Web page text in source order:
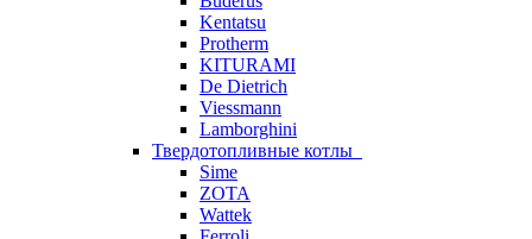
Kentatsu
Protherm
KITURAMI
De Dietrich
Viessmann
Lamborghini
Твердотопливные котлы
Sime
ZOTA
Wattek